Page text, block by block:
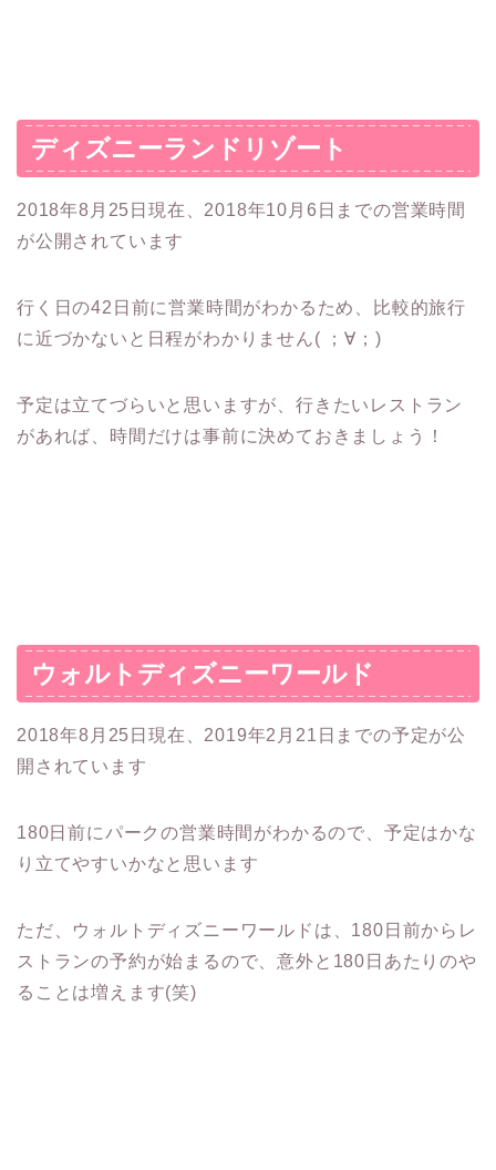
ディズニーランドリゾート
2018年8月25日現在、2018年10月6日までの営業時間
が公開されています
行く日の42日前に営業時間がわかるため、比較的旅行
に近づかないと日程がわかりません( ；∀；)
予定は立てづらいと思いますが、行きたいレストラン
があれば、時間だけは事前に決めておきましょう！
ウォルトディズニーワールド
2018年8月25日現在、2019年2月21日までの予定が公
開されています
180日前にパークの営業時間がわかるので、予定はかな
り立てやすいかなと思います
ただ、ウォルトディズニーワールドは、180日前からレ
ストランの予約が始まるので、意外と180日あたりのや
ることは増えます(笑)